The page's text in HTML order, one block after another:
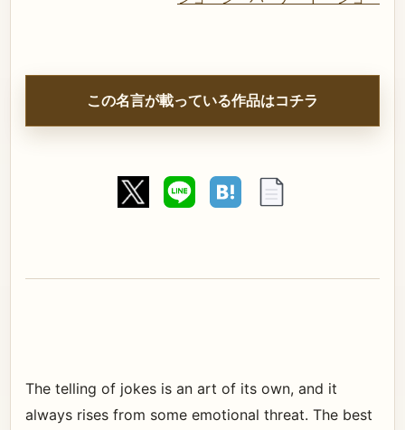
この名言が載っている作品はコチラ
The telling of jokes is an art of its own, and it
always rises from some emotional threat. The best